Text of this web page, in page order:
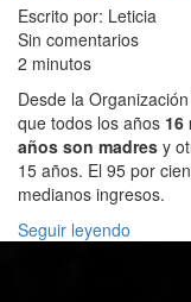
Escrito por: Leticia
Sin comentarios
2 minutos
Desde la
que todos los años 16
años son madres y
15 años. El 95 por
medianos ingresos.
Seguir leyendo